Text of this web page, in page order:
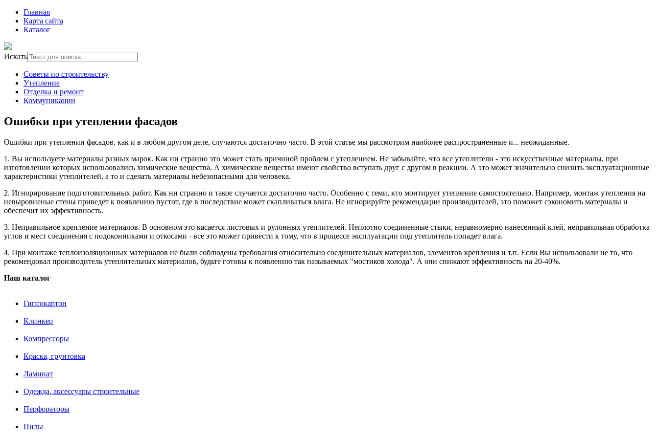
Главная
Карта сайта
Каталог
Искать
Советы по строительству
Утепление
Отделка и ремонт
Коммуникации
Ошибки при утеплении фасадов
Ошибки при утеплении фасадов, как и в любом другом деле, случаются достаточно часто. В этой статье мы рассмотрим наиболее распространенные и... неожиданные.
1. Вы используете материалы разных марок. Как ни странно это может стать причиной проблем с утеплением. Не забывайте, что все утеплители - это искусственные материалы, при
изготовлении которых использовались химические вещества. А химические вещества имеют свойство вступать друг с другом в реакции. А это может значительно снизить эксплуатационные
характеристики утеплителей, а то и сделать материалы небезопасными для человека.
2. Игнорирование подготовительных работ. Как ни странно и такое случается достаточно часто. Особенно с теми, кто монтирует утепление самостоятельно. Например, монтаж утепления на
невыровненые стены приведет к появлению пустот, где в последствие может скапливаться влага. Не игнорируйте рекомендации производителей, это поможет сэкономить материалы и
обеспечит их эффективность.
3. Неправильное крепление материалов. В основном это касается листовых и рулонных утеплителей. Неплотно соединенные стыки, неравномерно нанесенный клей, неправильная обработка
углов и мест соединения с подоконниками и откосами - все это может привести к тому, что в процессе эксплуатации под утеплитель попадет влага.
4. При монтаже теплоизоляционных материалов не были соблюдены требования относительно соединительных материалов, элементов крепления и т.п. Если Вы использовали не то, что
рекомендовал производитель утеплительных материалов, будьте готовы к появлению так называемых "мостиков холода". А они снижают эффективность на 20-40%.
Наш каталог
Гипсокартон
Клинкер
Компрессоры
Краска, грунтовка
Ламинат
Одежда, аксессуары строительные
Перфораторы
Пилы